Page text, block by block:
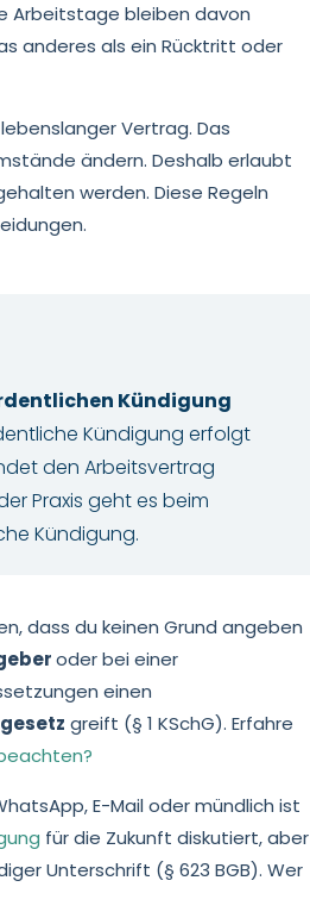
Arbeitstage bleiben davon
anderes als ein Rücktritt oder
Vertrag. Das
ändern. Deshalb erlaubt
werden. Diese Regeln
Kündigung
Kündigung erfolgt
den Arbeitsvertrag
Praxis geht es beim
Kündigung.
dass du keinen Grund angeben
oder bei einer
einen
greift (§ 1 KSchG). Erfahre
E-Mail oder mündlich ist
für die Zukunft diskutiert, aber
Unterschrift (§ 623 BGB). Wer